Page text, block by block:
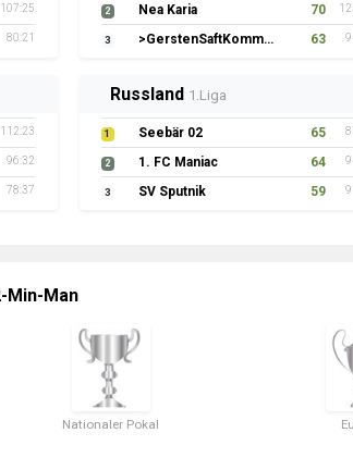
107:25
80:21
2 Nea Karia 70
3 >GerstenSaftKommando 63
112:23
96:32
78:37
Russland 1.Liga
1 Seebär 02 65
2 1. FC Maniac 64
3 SV Sputnik 59
Min-Man
Nationaler Pokal